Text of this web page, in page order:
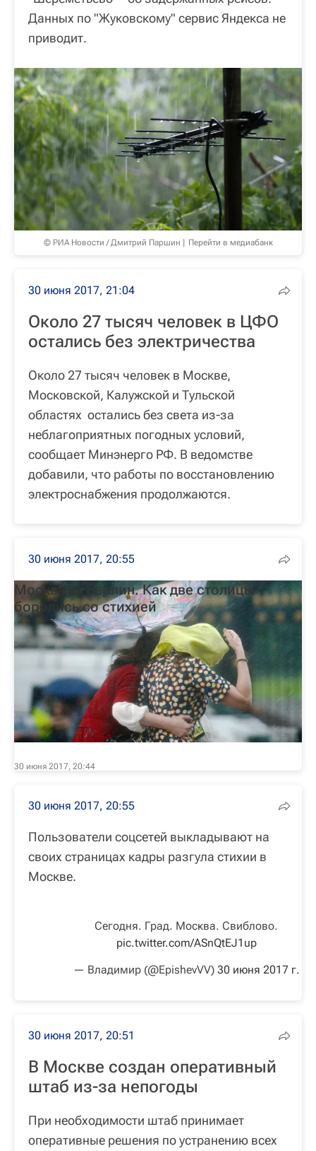
Данных по "Жуковскому" сервис Яндекса не
приводит.
© РИА Новости / Дмитрий Паршин Перейти в медиабанк
30 июня 2017, 21:04
Около 27 тысяч человек в ЦФО
остались без электричества
Около 27 тысяч человек в Москве,
Московской, Калужской и Тульской
областях остались без света из-за
неблагоприятных погодных условий,
сообщает Минэнерго РФ. В ведомстве
добавили, что работы по восстановлению
электроснабжения продолжаются.
30 июня 2017, 20:55
30 июня 2017, 20:44
Москва vs Берлин. Как две столицы
боролись со стихией
30 июня 2017, 20:55
Пользователи соцсетей выкладывают на
своих страницах кадры разгула стихии в
Москве.
Сегодня. Град. Москва. Свиблово.
pic.twitter.com/ASnQtEJ1up
— Владимир (@EpishevVV) 30 июня 2017 г.
30 июня 2017, 20:51
В Москве создан оперативный
штаб из-за непогоды
При необходимости штаб принимает
оперативные решения по устранению всех